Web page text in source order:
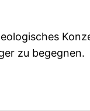
zu begegnen.